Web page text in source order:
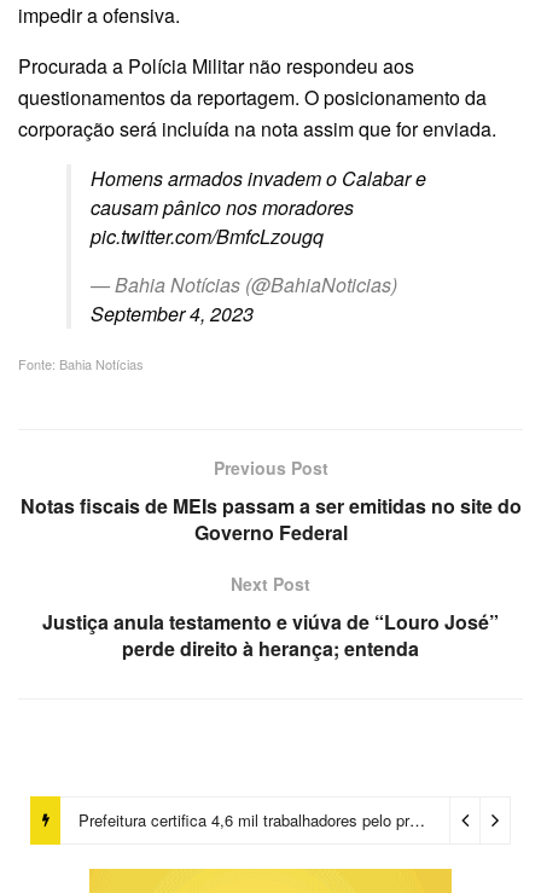
impedir a ofensiva.
Procurada a Polícia Militar não respondeu aos
questionamentos da reportagem. O posicionamento da
corporação será incluída na nota assim que for enviada.
Homens armados invadem o Calabar e
causam pânico nos moradores
pic.twitter.com/BmfcLzougq
— Bahia Notícias (@BahiaNoticias)
September 4, 2023
Fonte: Bahia Notícias
Previous Post
Notas fiscais de MEIs passam a ser emitidas no site do
Governo Federal
Next Post
Justiça anula testamento e viúva de “Louro José”
perde direito à herança; entenda
Salvador chegará a 640 áreas protegidas pela Prefeitura com investimentos em contenções de encostas e prevenção de riscos